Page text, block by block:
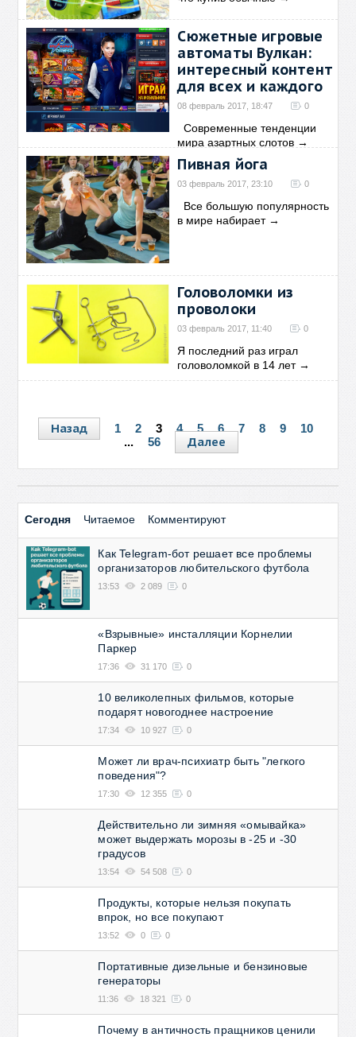
Сюжетные игровые
автоматы Вулкан:
интересный контент
для всех и каждого
08 февраль 2017, 18:47 0
Современные тенденции
мира азартных слотов →
Пивная йога
03 февраль 2017, 23:10 0
Все большую популярность
в мире набирает→
Головоломки из
проволоки
03 февраль 2017, 11:40 0
Я последний раз играл
головоломкой в 14 лет→
Назад 1 2 3 4 5 6 7 8 9
10
...
56 Далее
Сегодня Читаемое Комментируют
Как Telegram-бот решает все проблемы
организаторов любительского футбола
13:53 2 089 0
«Взрывные» инсталляции Корнелии
Паркер
17:36 31 170 0
10 великолепных фильмов, которые
подарят новогоднее настроение
17:34 10 927 0
Может ли врач-психиатр быть "легкого
поведения"?
17:30 12 355 0
Действительно ли зимняя «омывайка»
может выдержать морозы в -25 и -30
градусов
13:54 54 508 0
Продукты, которые нельзя покупать
впрок, но все покупают
13:52 0 0
Портативные дизельные и бензиновые
генераторы
11:36 18 321 0
Почему в античность пращников ценили